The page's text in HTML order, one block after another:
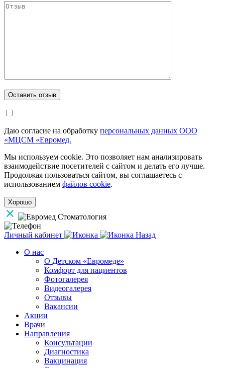
Даю согласие на обработку персональных данных ООО
«МЦСМ «Евромед.
Мы используем cookie. Это позволяет нам анализировать
взаимодействие посетителей с сайтом и делать его лучше.
Продолжая пользоваться сайтом, вы соглашаетесь с
использованием файлов cookie.
Хорошо
Личный кабинет
Назад
О нас
О Детском «Евромеде»
Комфорт для пациентов
Фотогалерея
Видеогалерея
Отзывы
Вакансии
Акции
Врачи
Направления
Консультации
Диагностика
Вакцинация